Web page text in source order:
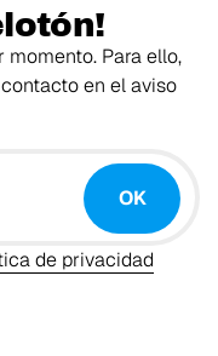
momento. Para ello,
en el aviso
OK
de privacidad